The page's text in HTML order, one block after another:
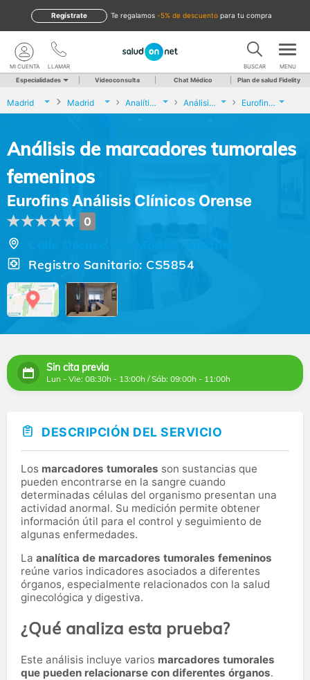
te regalamos -5% de descuento para tu compra
Regístrate
LLAMAR
MI CUENTA BUSCAR MENU
Especialidades Videoconsulta Chat Médico Plan de salud Fidelity
Madrid Madrid Analíticas y Genética Análisis de marcadores tumorales femeninos Eurofins Análisis Clínicos Orense
Análisis de marcadores tumorales
femeninos
Eurofins Análisis Clínicos Orense
0
Registro Sanitario: CS5854
Sin cita previa
Lun - Vie: 08:30h - 13:00h / Sáb: 09:00h - 11:00h
DESCRIPCIÓN DEL SERVICIO
Los marcadores tumorales son sustancias que
pueden encontrarse en la sangre cuando
determinadas células del organismo presentan una
actividad anormal. Su medición permite obtener
información útil para el control y seguimiento de
algunas enfermedades.
La analítica de marcadores tumorales femeninos
reúne varios indicadores asociados a diferentes
órganos, especialmente relacionados con la salud
ginecológica y digestiva.
¿Qué analiza esta prueba?
Este análisis incluye varios marcadores tumorales
que pueden relacionarse con diferentes órganos.